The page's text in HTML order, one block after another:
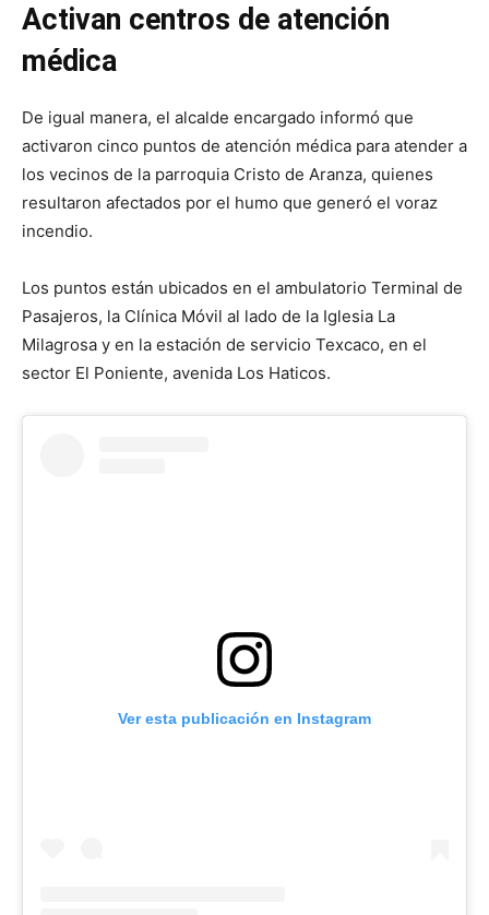
Activan centros de atención
médica
De igual manera, el alcalde encargado informó que
activaron cinco puntos de atención médica para atender a
los vecinos de la parroquia Cristo de Aranza, quienes
resultaron afectados por el humo que generó el voraz
incendio.
Los puntos están ubicados en el ambulatorio Terminal de
Pasajeros, la Clínica Móvil al lado de la Iglesia La
Milagrosa y en la estación de servicio Texcaco, en el
sector El Poniente, avenida Los Haticos.
Ver esta publicación en Instagram